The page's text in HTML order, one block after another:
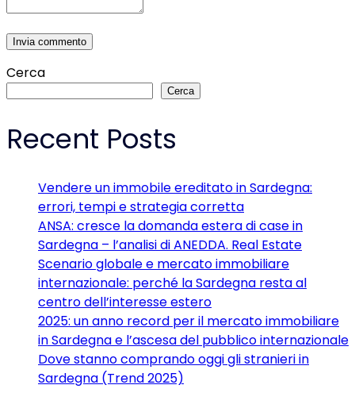
Cerca
Cerca
Recent Posts
Vendere un immobile ereditato in Sardegna:
errori, tempi e strategia corretta
ANSA: cresce la domanda estera di case in
Sardegna – l’analisi di ANEDDA. Real Estate
Scenario globale e mercato immobiliare
internazionale: perché la Sardegna resta al
centro dell’interesse estero
2025: un anno record per il mercato immobiliare
in Sardegna e l’ascesa del pubblico internazionale
Dove stanno comprando oggi gli stranieri in
Sardegna (Trend 2025)